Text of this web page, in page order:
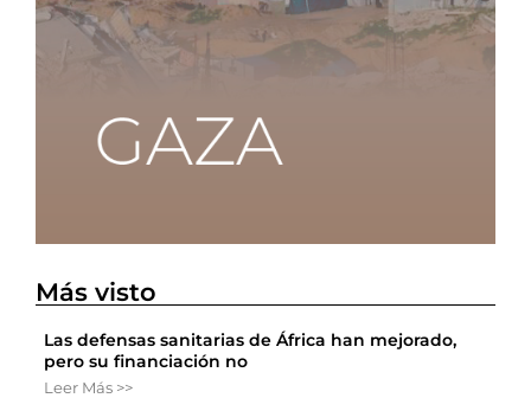
Más visto
Las defensas sanitarias de África han mejorado,
pero su financiación no
Leer Más >>